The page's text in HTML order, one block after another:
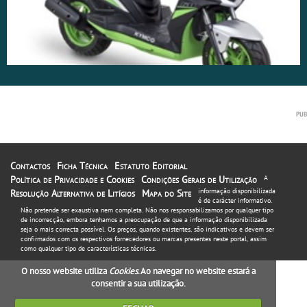
Contactos Ficha Técnica
Estatuto Editorial
Política de Privacidade e Cookies Condições Gerais de Utilização
Resolução Alternativa de Litígios
Mapa do Site
A
informação disponibilizada
é de carácter informativo.
Não pretende ser exaustiva nem completa. Não nos responsabilizamos por qualquer tipo
de incorrecção, embora tenhamos a preocupação de que a informação disponibilizada
seja o mais correcta possível. Os preços, quando existentes, são indicativos e devem ser
confirmados com os respectivos fornecedores ou marcas presentes neste portal, assim
como qualquer tipo de características técnicas.
O nosso website utiliza Cookies. Ao navegar no website estará a
consentir a sua utilização.